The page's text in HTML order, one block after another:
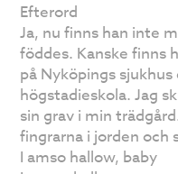
Efterord
Ja, nu finns han inte
föddes. Kanske finns
på Nyköpings
högstadieskola. Jag
sin grav i min
fingrarna i jorden och
I amso hallow, baby